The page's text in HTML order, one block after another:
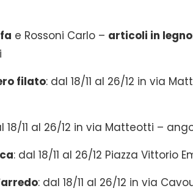
e Rossoni Carlo – articoli in legno
filato: dal 18/11 al 26/12 in via
18/11 al 26/12 in via Matteotti –
: dal 18/11 al 26/12 Piazza Vittorio
: dal 18/11 al 26/12 in via